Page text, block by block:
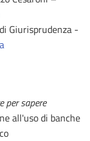
Giurisprudenza -
per sapere
all'uso di banche